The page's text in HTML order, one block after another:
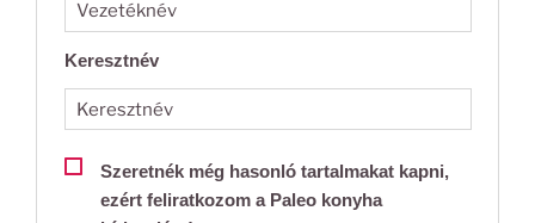
Keresztnév
Szeretnék még hasonló tartalmakat kapni,
ezért feliratkozom a Paleo konyha